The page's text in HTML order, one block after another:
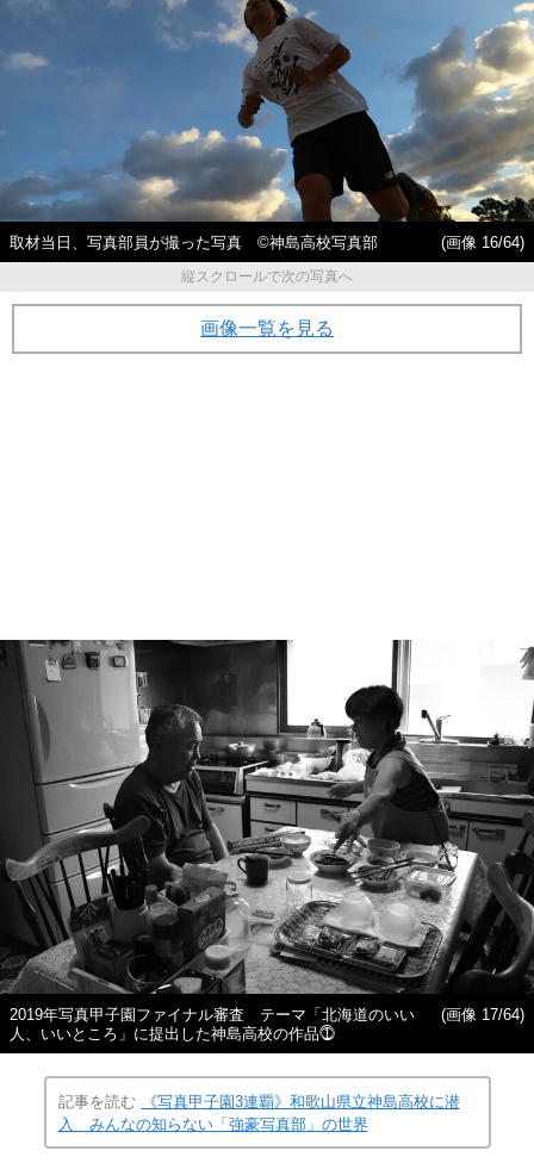
取材当日、写真部員が撮った写真 ©神島高校写真部
(画像 16/64)
縦スクロールで次の写真へ
画像一覧を見る
2019年写真甲子園ファイナル審査 テーマ「北海道のいい
人、いいところ」に提出した神島高校の作品⓵
(画像 17/64)
記事を読む
《写真甲子園3連覇》和歌山県立神島高校に潜
入 みんなの知らない「強豪写真部」の世界